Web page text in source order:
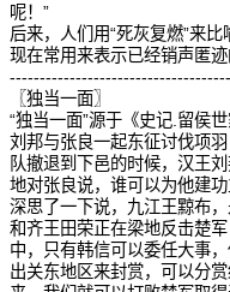
呢！”
后来，人们用“死灰复燃”来
现在常用来表示已经销声匿
〖独当一面〗
“独当一面”源于《史记.留侯世
刘邦与张良一起东征讨伐项
队撤退到下邑的时候，汉王
地对张良说，谁可以为他建
深思了一下说，九江王黥布
和齐王田荣正在梁地反击楚
中，只有韩信可以委任大事
出关东地区来封赏，可以分